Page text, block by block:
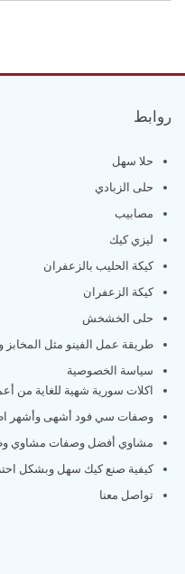
روابط
حلا سهل
حلى الزبادي
مصابيب
ليزي كيك
كيكة الحليب بالزعفران
كيكة الزعفران
حلى الخشخش
طريقة عمل الفينو مثل
سياسة الخصوصية
اكلات سورية شهية للغاية من
وصفات سي فود أشهى وأشهر
مشاوي أفضل وصفات مشاوي
كيفية صنع كيك سهل وبشكل
تواصل معنا